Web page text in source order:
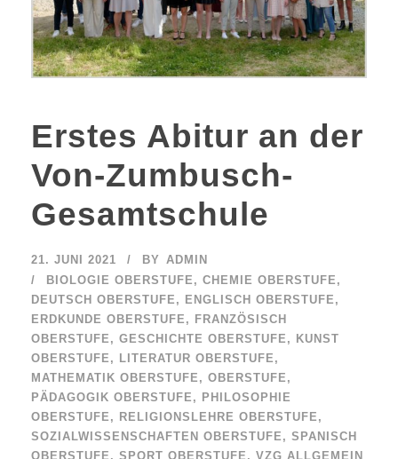
Erstes Abitur an der
Von-Zumbusch-
Gesamtschule
21. JUNI 2021 BY ADMIN
BIOLOGIE OBERSTUFE , CHEMIE OBERSTUFE ,
DEUTSCH OBERSTUFE , ENGLISCH OBERSTUFE ,
ERDKUNDE OBERSTUFE , FRANZÖSISCH
OBERSTUFE , GESCHICHTE OBERSTUFE , KUNST
OBERSTUFE , LITERATUR OBERSTUFE ,
MATHEMATIK OBERSTUFE , OBERSTUFE ,
PÄDAGOGIK OBERSTUFE , PHILOSOPHIE
OBERSTUFE , RELIGIONSLEHRE OBERSTUFE ,
SOZIALWISSENSCHAFTEN OBERSTUFE , SPANISCH
OBERSTUFE , SPORT OBERSTUFE , VZG ALLGEMEIN